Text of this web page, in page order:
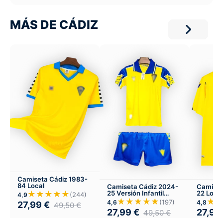
MÁS DE CÁDIZ
Camiseta Cádiz 1983-
84 Local
4,9 ★★★★★(244)
27,99 € 49,50€
Camiseta Cádiz 2024-
25 Versión Infantil
Local
4,6 ★★★★★(197)
27,99 € 49,50€
22 Local
4,8
27,99